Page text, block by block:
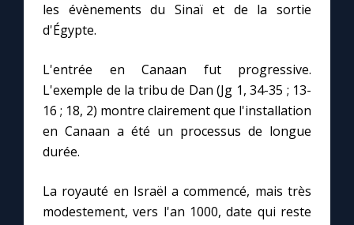
Une Minute avec Marie
Une neuvaine
À la une
Chapelet pour le monde
les évènements du Sinaï et de la sortie
d'Égypte.
L'entrée en Canaan fut progressive.
L'exemple de la tribu de Dan (Jg 1, 34-35 ; 13-
16 ; 18, 2) montre clairement que l'installation
en Canaan a été un processus de longue
durée.
La royauté en Israël a commencé, mais très
modestement, vers l'an 1000, date qui reste